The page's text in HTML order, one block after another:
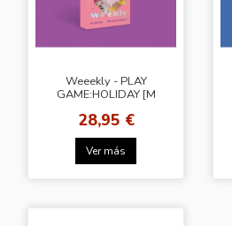
Weeekly - PLAY
GAME:HOLIDAY [M
28,95 €
Ver más